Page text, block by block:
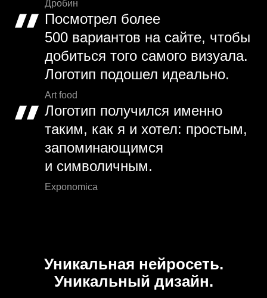
Дробин
Посмотрел более
500 вариантов на сайте, чтобы
добиться того самого визуала.
Логотип подошел идеально.
Art food
Логотип получился именно
таким, как я и хотел: простым,
запоминающимся
и символичным.
Exponomica
Уникальная нейросеть.
Уникальный дизайн.